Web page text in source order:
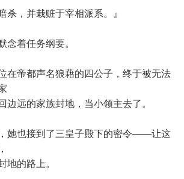
，并栽赃于宰相派系。』
着任务纲要。
帝都声名狼藉的四公子，终于被无法
边远的家族封地，当小领主去了。
也接到了三皇子殿下的密令——让这
地的路上。